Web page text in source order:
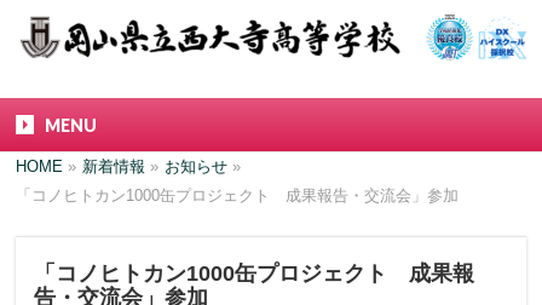
MENU
HOME » 新着情報 » お知らせ »
「コノヒトカン1000缶プロジェクト 成果報告・交流会」参加
「コノヒトカン1000缶プロジェクト 成果報
告・交流会」参加